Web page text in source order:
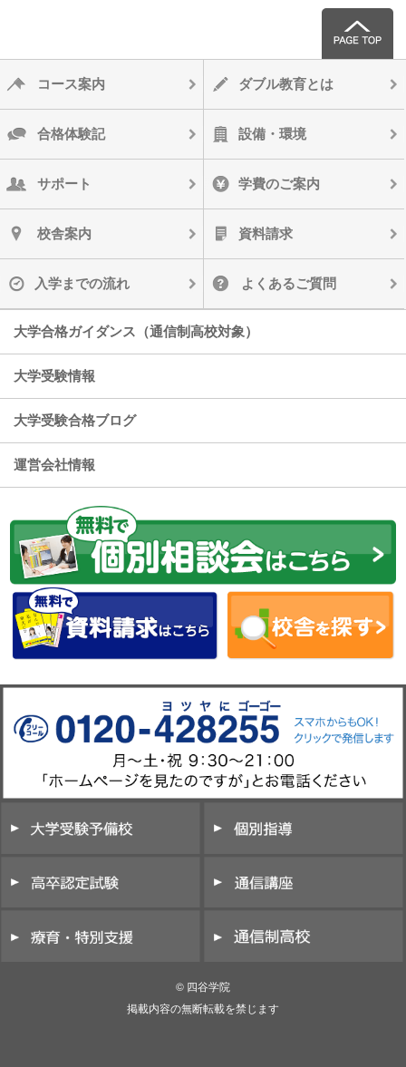
コース案内 ダブル教育とは
合格体験記 設備・環境
サポート 学費のご案内
校舎案内 資料請求
入学までの流れ よくあるご質問
大学合格ガイダンス（通信制高校対象）
大学受験情報
大学受験合格ブログ
運営会社情報
© 四谷学院
掲載内容の無断転載を禁じます